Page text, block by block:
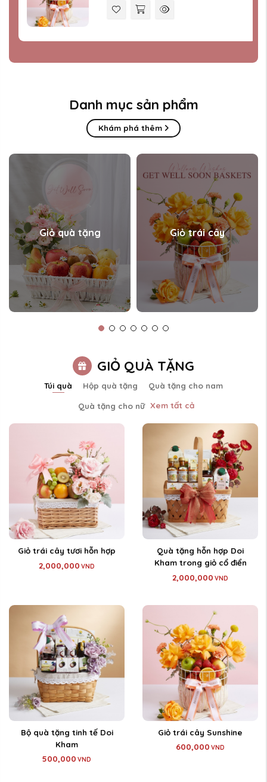
Danh mục sản phẩm
Khám phá thêm
Giỏ quà tặng Giỏ trái cây
GIỎ QUÀ TẶNG
Túi quà Hộp quà tặng
Quà tặng cho nam
Quà tặng cho nữ Xem tất cả
Giỏ trái cây tươi hỗn hợp
2,000,000 VND
Quà tặng hỗn hợp Doi
Kham trong giỏ cổ điển
2,000,000 VND
Bộ quà tặng tinh tế Doi
Kham
500,000 VND
Giỏ trái cây Sunshine
600,000 VND